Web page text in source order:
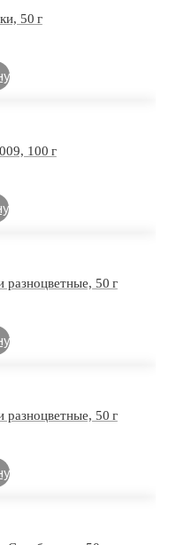
50 г
100 г
50 г
50 г